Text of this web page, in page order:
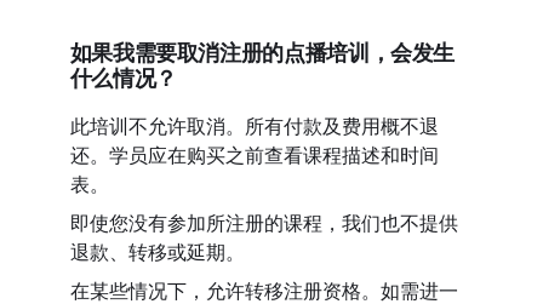
如果我需要取消注册的点播培训，会发生
什么情况？
此培训不允许取消。所有付款及费用概不退
还。学员应在购买之前查看课程描述和时间
表。
即使您没有参加所注册的课程，我们也不提供
退款、转移或延期。
在某些情况下，允许转移注册资格。如需进一